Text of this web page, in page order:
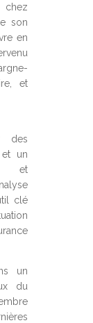
chez
son
en
et
des
et un
et
clé
un
du